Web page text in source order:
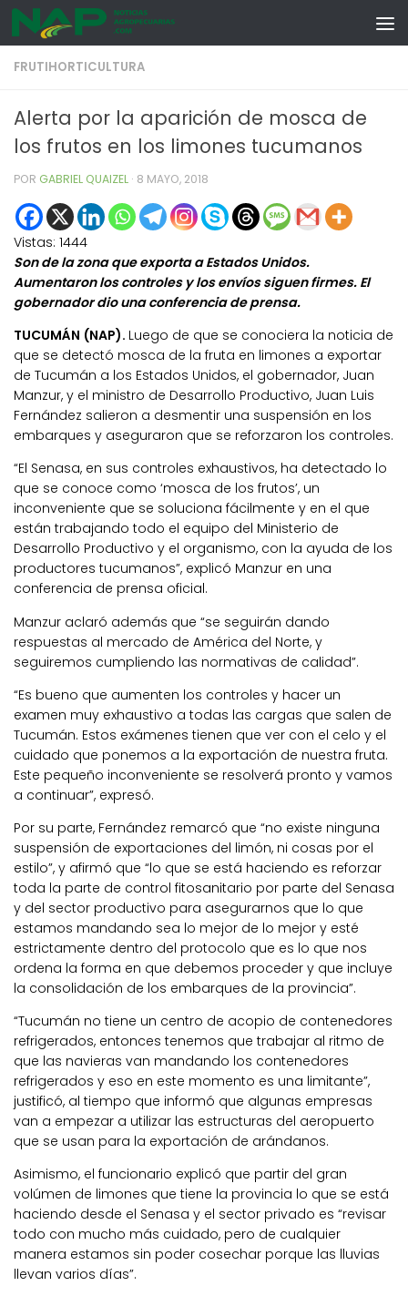
Skip to content
FRUTIHORTICULTURA
Alerta por la aparición de mosca de
los frutos en los limones tucumanos
POR GABRIEL QUAIZEL · 8 MAYO, 2018
Vistas: 1444
Son de la zona que exporta a Estados Unidos.
Aumentaron los controles y los envíos siguen firmes. El
gobernador dio una conferencia de prensa.
TUCUMÁN (NAP). Luego de que se conociera la noticia de
que se detectó mosca de la fruta en limones a exportar
de Tucumán a los Estados Unidos, el gobernador, Juan
Manzur, y el ministro de Desarrollo Productivo, Juan Luis
Fernández salieron a desmentir una suspensión en los
embarques y aseguraron que se reforzaron los controles.
“El Senasa, en sus controles exhaustivos, ha detectado lo
que se conoce como ‘mosca de los frutos’, un
inconveniente que se soluciona fácilmente y en el que
están trabajando todo el equipo del Ministerio de
Desarrollo Productivo y el organismo, con la ayuda de los
productores tucumanos”, explicó Manzur en una
conferencia de prensa oficial.
Manzur aclaró además que “se seguirán dando
respuestas al mercado de América del Norte, y
seguiremos cumpliendo las normativas de calidad”.
“Es bueno que aumenten los controles y hacer un
examen muy exhaustivo a todas las cargas que salen de
Tucumán. Estos exámenes tienen que ver con el celo y el
cuidado que ponemos a la exportación de nuestra fruta.
Este pequeño inconveniente se resolverá pronto y vamos
a continuar”, expresó.
Por su parte, Fernández remarcó que “no existe ninguna
suspensión de exportaciones del limón, ni cosas por el
estilo”, y afirmó que “lo que se está haciendo es reforzar
toda la parte de control fitosanitario por parte del Senasa
y del sector productivo para asegurarnos que lo que
estamos mandando sea lo mejor de lo mejor y esté
estrictamente dentro del protocolo que es lo que nos
ordena la forma en que debemos proceder y que incluye
la consolidación de los embarques de la provincia”.
“Tucumán no tiene un centro de acopio de contenedores
refrigerados, entonces tenemos que trabajar al ritmo de
que las navieras van mandando los contenedores
refrigerados y eso en este momento es una limitante”,
justificó, al tiempo que informó que algunas empresas
van a empezar a utilizar las estructuras del aeropuerto
que se usan para la exportación de arándanos.
Asimismo, el funcionario explicó que partir del gran
volúmen de limones que tiene la provincia lo que se está
haciendo desde el Senasa y el sector privado es “revisar
todo con mucho más cuidado, pero de cualquier
manera estamos sin poder cosechar porque las lluvias
llevan varios días”.